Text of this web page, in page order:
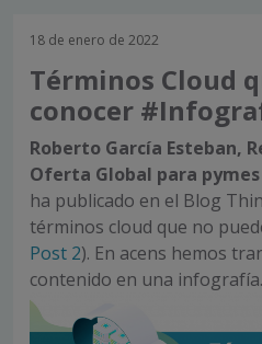
18 de enero de 2022
Términos Cloud
conocer
Roberto García Esteban,
Oferta Global para
ha publicado en el Blog
términos cloud que no
Post 2). En acens hemos
contenido en una infografía.